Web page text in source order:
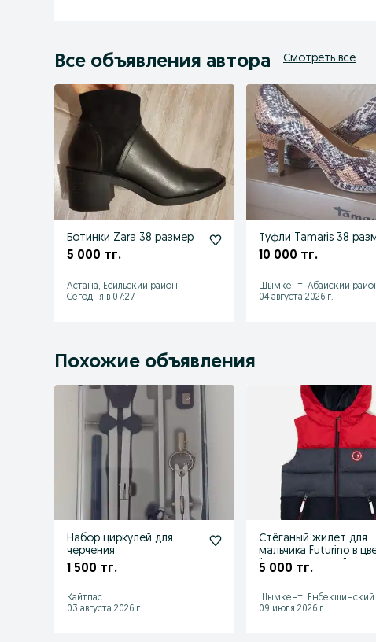
Все объявления автора Смотреть все
Ботинки Zara 38 размер
5 000 тг.
Астана, Есильский район
Сегодня в 07:27
Туфли Tamaris 38
10 000 тг.
Шымкент, Абайский
04 августа 2026 г.
Похожие объявления
Набор циркулей для
черчения
1 500 тг.
Кайтпас
03 августа 2026 г.
Стёганый жилет для
мальчика Futurino в
"синий-красный"
5 000 тг.
Шымкент, Енбекшинский
09 июля 2026 г.